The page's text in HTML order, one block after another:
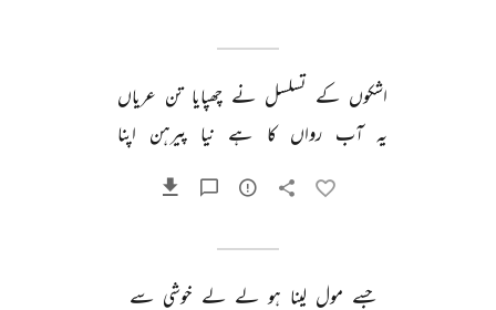
اشکوں کے تسلسل نے چھپایا تن عریاں
یہ آب رواں کا ہے نیا پیرہن اپنا
جسے مول لینا ہو لے لے خوشی سے